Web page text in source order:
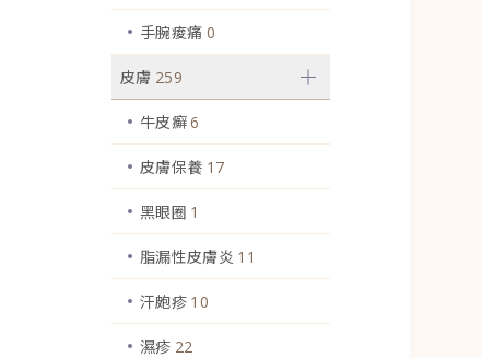
手腕痠痛 0
皮膚 259
牛皮癬6
皮膚保養 17
黑眼圈 1
脂漏性皮膚炎 11
汗皰疹 10
濕疹 22